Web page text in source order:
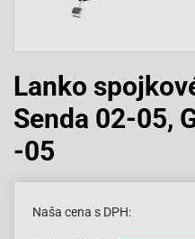
Lanko
Senda 02-05,
-05
Naša cena s DPH: